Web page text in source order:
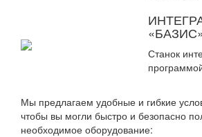
«БАЗИС»
Станок
Мы предлагаем удобные и гибкие
чтобы вы могли быстро и безопасно
необходимое оборудование: